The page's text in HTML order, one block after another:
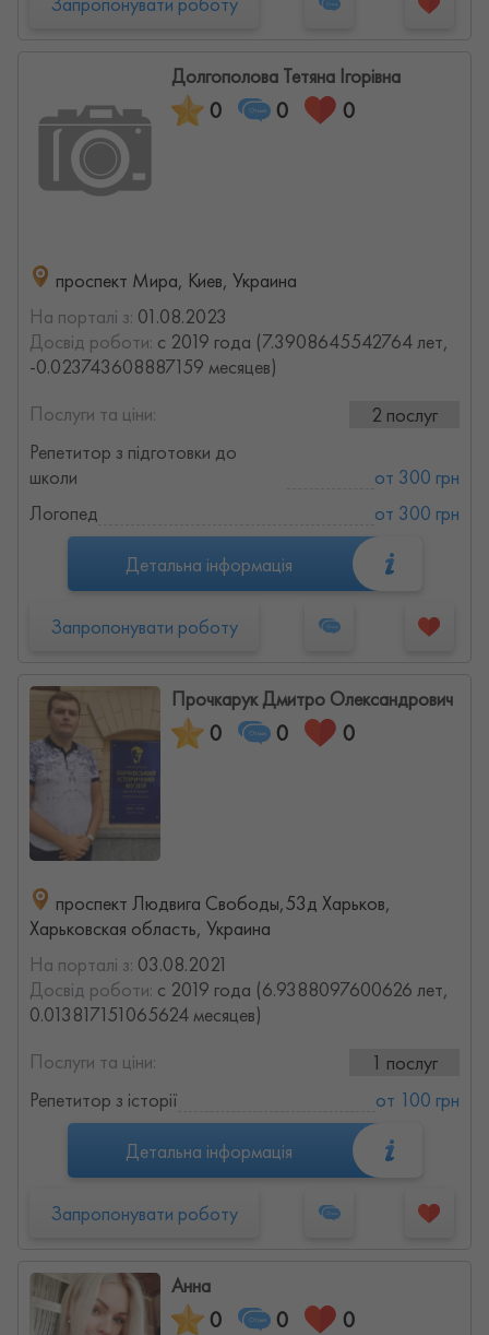
Долгополова Тетяна Ігорівна
0 0 0
проспект Мира, Киев, Украина
На порталі з: 01.08.2023
Досвід роботи: с 2019 года (7.3908645542764 лет,
-0.023743608887159 месяцев)
Послуги та ціни:
2 послуг
Репетитор з підготовки до
школи
от 300 грн
Логопед
от 300 грн
Детальна інформація
Запропонувати роботу
Прочкарук Дмитро Олександрович
0 0 0
проспект Людвига Свободы,53д Харьков,
Харьковская область, Украина
На порталі з: 03.08.2021
Досвід роботи: с 2019 года (6.9388097600626 лет,
0.013817151065624 месяцев)
Послуги та ціни:
1 послуг
Репетитор з історії
от 100 грн
Детальна інформація
Запропонувати роботу
Анна
0 0 0